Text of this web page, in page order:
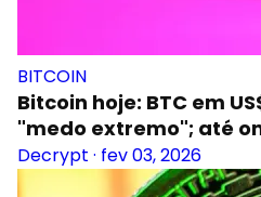
BITCOIN
Bitcoin hoje: BTC em
"medo extremo"; até
Decrypt · fev 03, 2026